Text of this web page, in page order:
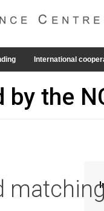
International
by the